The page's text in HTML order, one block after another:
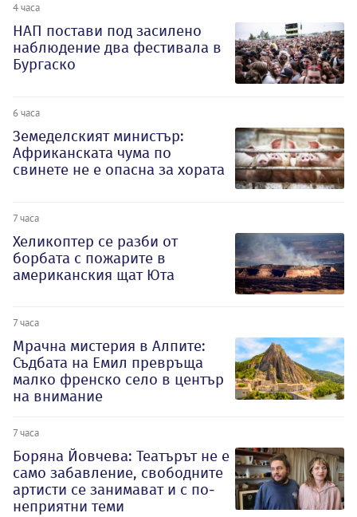
4 часа
НАП постави под засилено
наблюдение два фестивала в
Бургаско
6 часа
Земеделският министър:
Африканската чума по
свинете не е опасна за хората
7 часа
Хеликоптер се разби от
борбата с пожарите в
американския щат Юта
7 часа
Мрачна мистерия в Алпите:
Съдбата на Емил превръща
малко френско село в център
на внимание
7 часа
Боряна Йовчева: Театърът не е
само забавление, свободните
артисти се занимават и с по-
неприятни теми